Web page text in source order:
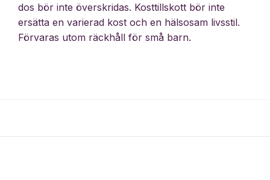
dos bör inte överskridas. Kosttillskott bör inte
ersätta en varierad kost och en hälsosam livsstil.
Förvaras utom räckhåll för små barn.